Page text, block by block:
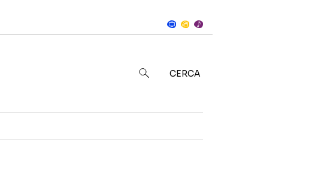
in Notizie
CERCA